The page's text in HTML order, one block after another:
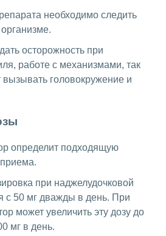
необходимо следить
осторожность при
работе с механизмами, так
вызывать головокружение и
определит подходящую
при наджелудочковой
с 50 мг дважды в день. При
может увеличить эту дозу до
мг в день.